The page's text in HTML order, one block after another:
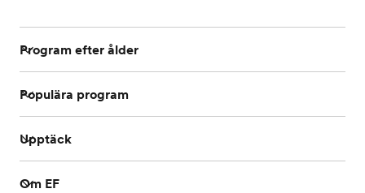
Program efter ålder
Populära program
Upptäck
Om EF